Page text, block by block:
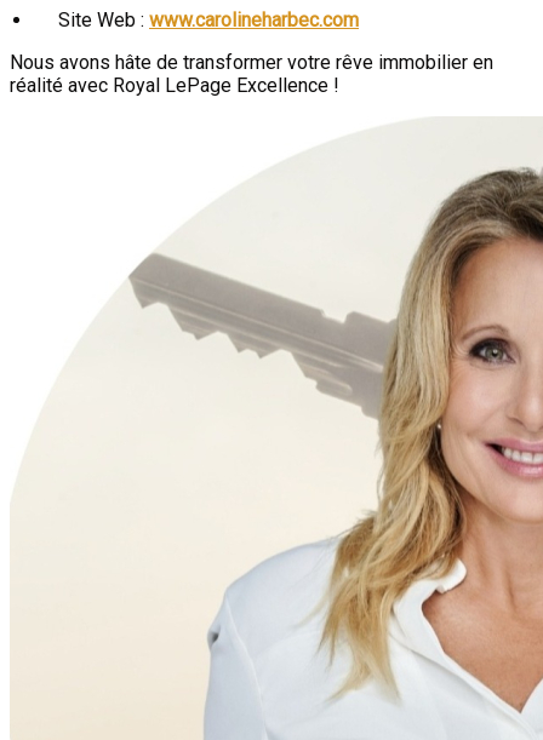
Site Web : www.carolineharbec.com
Nous avons hâte de transformer votre rêve immobilier en
réalité avec Royal LePage Excellence !